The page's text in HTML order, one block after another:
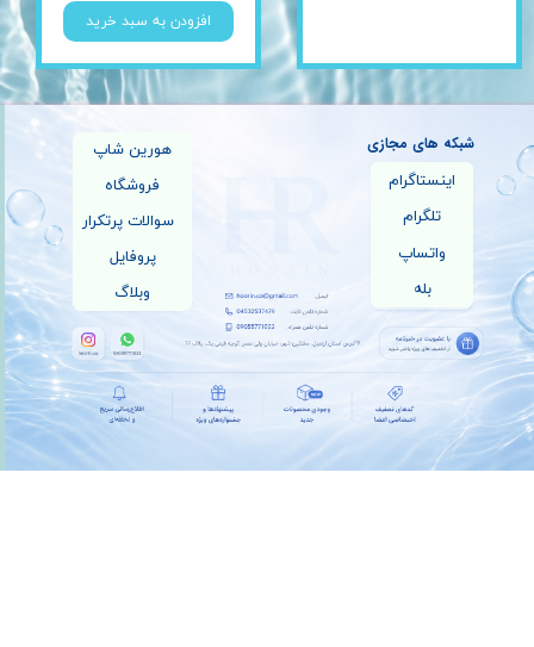
افزودن به سبد خرید
هورین شاپ
فروشگاه
سوالات پرتکرار
پروفایل
وبلاگ
اینستاگرام
تلگرام
واتساپ
بله
شبکه های مجازی